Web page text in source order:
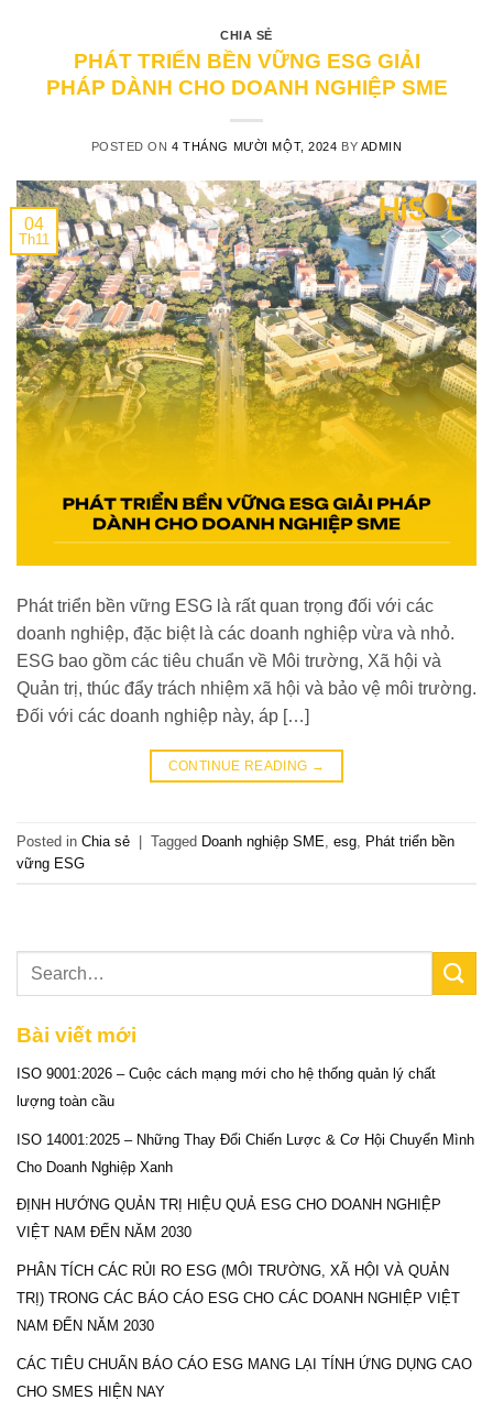
CHIA SẺ
PHÁT TRIỂN BỀN VỮNG ESG GIẢI
PHÁP DÀNH CHO DOANH NGHIỆP SME
POSTED ON4 THÁNG MƯỜI MỘT, 2024 BY ADMIN
04
Th11
Phát triển bền vững ESG là rất quan trọng đối với các
doanh nghiệp, đặc biệt là các doanh nghiệp vừa và nhỏ.
ESG bao gồm các tiêu chuẩn về Môi trường, Xã hội và
Quản trị, thúc đẩy trách nhiệm xã hội và bảo vệ môi trường.
Đối với các doanh nghiệp này, áp […]
CONTINUE READING →
Posted in Chia sẻ Tagged Doanh nghiệp SME esg
Phát triển bền
vững ESG
Bài viết mới
ISO 9001:2026 – Cuộc cách mạng mới cho hệ thống quản lý chất
lượng toàn cầu
ISO 14001:2025 – Những Thay Đổi Chiến Lược & Cơ Hội Chuyển Mình
Cho Doanh Nghiệp Xanh
ĐỊNH HƯỚNG QUẢN TRỊ HIỆU QUẢ ESG CHO DOANH NGHIỆP
VIỆT NAM ĐẾN NĂM 2030
PHÂN TÍCH CÁC RỦI RO ESG (MÔI TRƯỜNG, XÃ HỘI VÀ QUẢN
TRỊ) TRONG CÁC BÁO CÁO ESG CHO CÁC DOANH NGHIỆP VIỆT
NAM ĐẾN NĂM 2030
CÁC TIÊU CHUẨN BÁO CÁO ESG MANG LẠI TÍNH ỨNG DỤNG CAO
CHO SMES HIỆN NAY